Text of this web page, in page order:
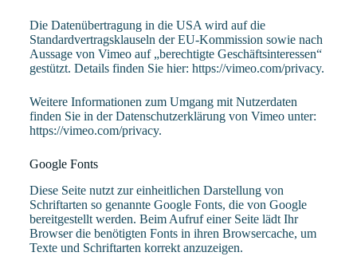
Die Datenübertragung in die USA wird auf die
Standardvertragsklauseln der EU-Kommission sowie nach
Aussage von Vimeo auf „berechtigte Geschäftsinteressen“
gestützt. Details finden Sie hier: https://vimeo.com/privacy.
Weitere Informationen zum Umgang mit Nutzerdaten
finden Sie in der Datenschutzerklärung von Vimeo unter:
https://vimeo.com/privacy.
Google Fonts
Diese Seite nutzt zur einheitlichen Darstellung von
Schriftarten so genannte Google Fonts, die von Google
bereitgestellt werden. Beim Aufruf einer Seite lädt Ihr
Browser die benötigten Fonts in ihren Browsercache, um
Texte und Schriftarten korrekt anzuzeigen.